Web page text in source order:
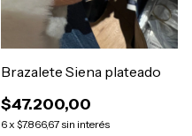
Brazalete Siena plateado
$47.200,00
6 x $7.866,67sin interés